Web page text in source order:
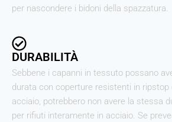
per nascondere i bidoni della spazzatura.
DURABILITÀ
Sebbene i capanni in tessuto possano
durata con coperture resistenti in ripstop
acciaio, potrebbero non avere la stessa
per rifiuti interamente in acciaio. Se